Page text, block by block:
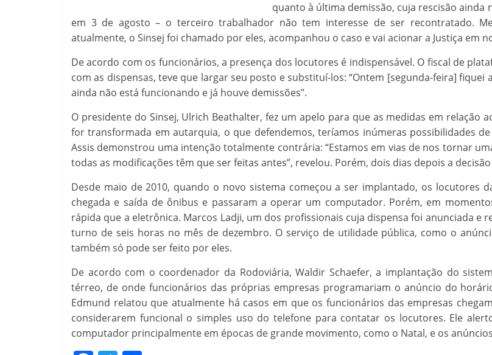
quanto à última demissão, cuja rescisão ainda
em 3 de agosto – o terceiro trabalhador não tem interesse de ser recontratado.
atualmente, o Sinsej foi chamado por eles, acompanhou o caso e vai acionar a Justiça em
De acordo com os funcionários, a presença dos locutores é indispensável. O fiscal de
com as dispensas, teve que largar seu posto e substituí-los: “Ontem [segunda-feira]
ainda não está funcionando e já houve demissões”.
O presidente do Sinsej, Ulrich Beathalter, fez um apelo para que as medidas em relação
for transformada em autarquia, o que defendemos, teríamos inúmeras possibilidades
Assis demonstrou uma intenção totalmente contrária: “Estamos em vias de nos tornar
todas as modificações têm que ser feitas antes”, revelou. Porém, dois dias depois a
Desde maio de 2010, quando o novo sistema começou a ser implantado, os locutores
chegada e saída de ônibus e passaram a operar um computador. Porém, em
rápida que a eletrônica. Marcos Ladji, um dos profissionais cuja dispensa foi anunciada e
turno de seis horas no mês de dezembro. O serviço de utilidade pública, como o
também só pode ser feito por eles.
De acordo com o coordenador da Rodoviária, Waldir Schaefer, a implantação do
térreo, de onde funcionários das próprias empresas programariam o anúncio do
Edmund relatou que atualmente há casos em que os funcionários das empresas
considerarem funcional o simples uso do telefone para contatar os locutores. Ele
computador principalmente em épocas de grande movimento, como o Natal, e os